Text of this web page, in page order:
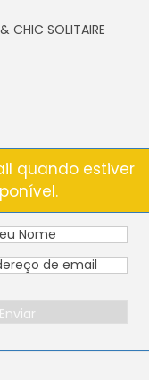
CHIC SOLITAIRE
quando estiver
Enviar